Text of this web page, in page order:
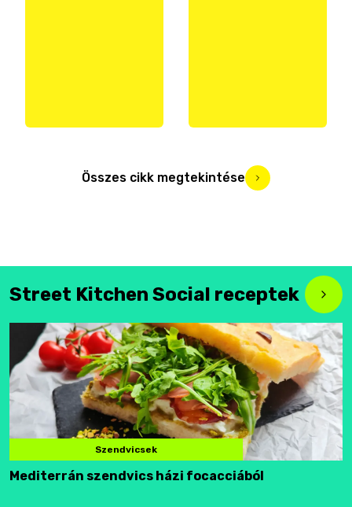
Összes cikk megtekintése
Street Kitchen Social receptek
Szendvicsek
Mediterrán szendvics házi focacciából